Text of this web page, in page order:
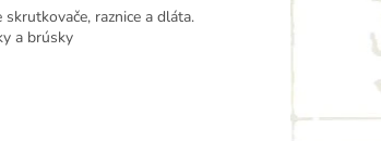
raznice a dláta.
a brúsky